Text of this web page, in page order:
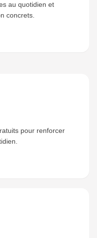
au quotidien et
concrets.
pour renforcer